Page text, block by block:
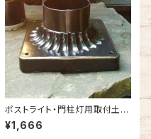
ポストライト・門柱灯用取付土台
ピアベース #100BK-BZ
¥1,666